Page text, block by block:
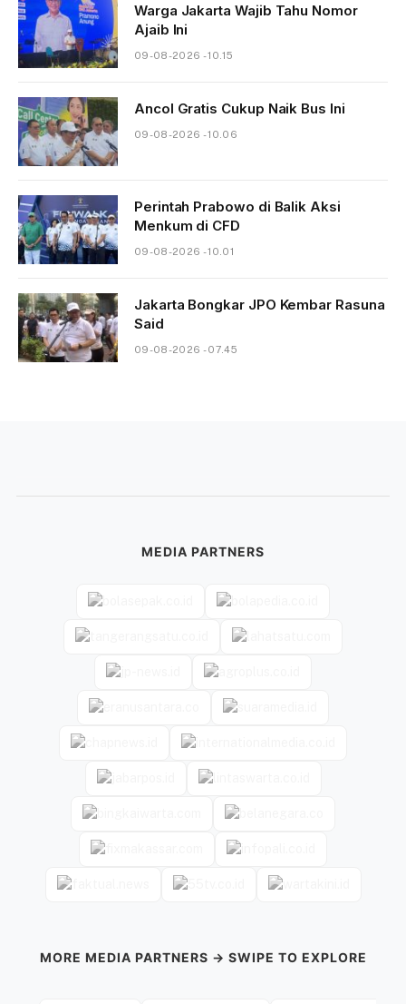
Warga Jakarta Wajib Tahu Nomor
Ajaib Ini
09-08-2026 - 10.15
Ancol Gratis Cukup Naik Bus Ini
09-08-2026 - 10.06
Perintah Prabowo di Balik Aksi
Menkum di CFD
09-08-2026 - 10.01
Jakarta Bongkar JPO Kembar Rasuna
Said
09-08-2026 - 07.45
MEDIA PARTNERS
MORE MEDIA PARTNERS → SWIPE TO EXPLORE